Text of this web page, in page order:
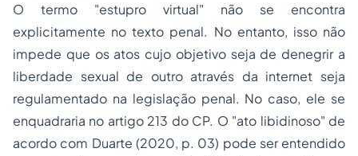
O termo "estupro virtual" não se encontra
explicitamente no texto penal. No entanto, isso não
impede que os atos cujo objetivo seja de denegrir a
liberdade sexual de outro através da internet seja
regulamentado na legislação penal. No caso, ele se
enquadraria no artigo 213 do CP. O "ato libidinoso" de
acordo com Duarte (2020, p. 03) pode ser entendido